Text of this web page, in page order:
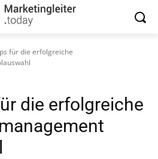
für die erfolgreiche
die erfolgreiche